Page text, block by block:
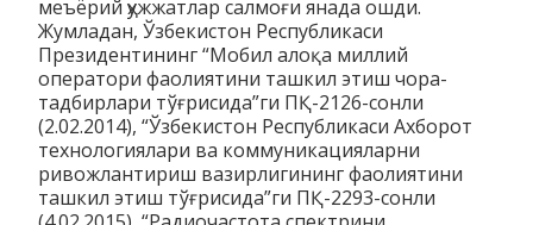
меъёрий ҳужжатлар салмоғи янада ошди.
Жумладан, Ўзбекистон Республикаси
Президентининг “Мобил алоқа миллий
оператори фаолиятини ташкил этиш чора-
тадбирлари тўғрисида”ги ПҚ-2126-сонли
(2.02.2014), “Ўзбекистон Республикаси Ахборот
технологиялари ва коммуникацияларни
ривожлантириш вазирлигининг фаолиятини
ташкил этиш тўғрисида”ги ПҚ-2293-сонли